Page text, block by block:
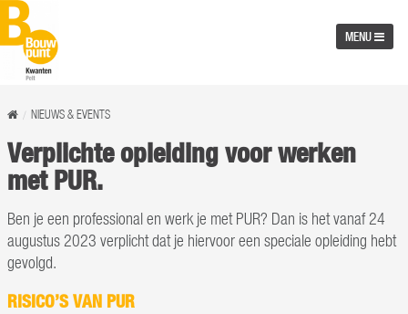
MENU
NIEUWS & EVENTS
Verplichte opleiding voor werken
met PUR.
Ben je een professional en werk je met PUR? Dan is het vanaf 24
augustus 2023 verplicht dat je hiervoor een speciale opleiding hebt
gevolgd.
RISICO’S VAN PUR